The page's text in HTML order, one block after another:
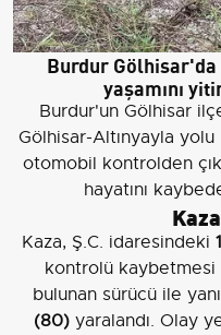
Burdur
yaşamını
Burdur'un Gölhisar
Gölhisar-Altınyayla
otomobil kontrolden
hayatını
Kaza, Ş.C. idaresindeki
kontrolü
bulunan sürücü ile
(80) yaralandı. Olay